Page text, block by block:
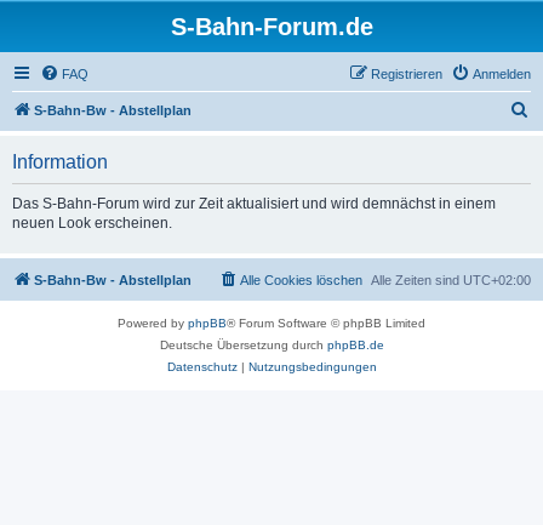
S-Bahn-Forum.de
FAQ Anmelden
Registrieren
S-Bahn-Bw - Abstellplan
Information
Das S-Bahn-Forum wird zur Zeit aktualisiert und wird demnächst in einem
neuen Look erscheinen.
S-Bahn-Bw - Abstellplan Alle Zeiten sind UTC+02:00
Alle Cookies löschen
Powered by phpBB® Forum Software © phpBB Limited
Deutsche Übersetzung durch phpBB.de
Datenschutz| Nutzungsbedingungen